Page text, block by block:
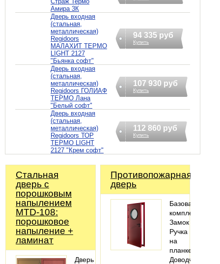
Амира 3К
Дверь входная
(стальная,
металлическая)
Regidoors
МАЛАХИТ ТЕРМО
LIGHT 2127
"Бьянка софт"
94 335 руб
Купить
Дверь входная
(стальная,
металлическая)
Regidoors ГОЛИАФ
ТЕРМО Лана
"Белый софт"
107 930 руб
Купить
Дверь входная
(стальная,
металлическая)
Regidoors ТОР
ТЕРМО LIGHT
2127 "Крем софт"
112 860 руб
Купить
Стальная
дверь с
порошковым
напылением
MTD-108:
порошковое
напыление +
ламинат
Дверь
Противопожарная
дверь
Базовая
комплектация:
Замок
Ручка
на
планке
Доводчик